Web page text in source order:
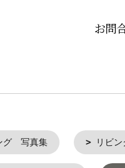
お問
グ 写真集 リビ